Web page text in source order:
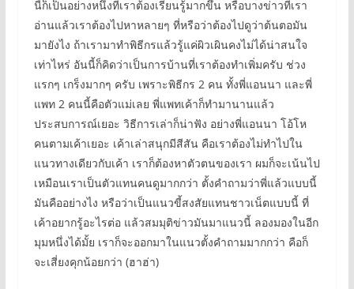
นี้ก็เป็นอย่างหนึ่งที่เราต้องเรียนรู้มากขึ้น หรือบางข่าวที่เรา
อ่านแล้วเราต้องไปหาหลายๆ ที่หรือว่าต้องไปดูว่าต้นตอมัน
มายังไง ถ้าเรามาทำพิธีกรแล้วรู้แค่ผิวเผินคงไม่ได้น่าสนใจ
เท่าไหร่ อันนี้ก็คิดว่าเป็นการบ้านที่เราต้องทำเพิ่มครับ ช่วง
แรกๆ เกร็งมากๆ ครับ เพราะพิธีกร 2 คน ทั้งพี่แอนนา และพี่
แพท 2 คนนี้คือตัวแม่เลย พี่แพทเค้าก็ทำมานานแล้ว
ประสบการณ์เยอะ วิธีการเล่าก็น่าฟัง อย่างพี่แอนนา โอ้โห
คนตามเค้าเยอะ เค้าเล่าสนุกมีสีสัน คือเราต้องไม่ทำไปใน
แนวทางเดียวกับเค้า เราก็ต้องหาตัวตนของเรา ผมก็จะเน้นไป
เหมือนเราเป็นตัวแทนคนดูมากกว่า ตั้งคำถามว่าพี่แล้วแบบนี้
มันคืออย่างไง หรือว่าเป็นแนวขี้สงสัยแทนชาวเน็ตแบบนี้ ที่
เค้าอยากรู้อะไรต่อ แล้วสมมุติข่าวมันมาแนวนี้ ลองมองในอีก
มุมหนึ่งได้มั้ย เราก็จะออกมาในแนวตั้งคำถามมากกว่า คือก็
จะเสี่ยงคุกน้อยกว่า (ฮาฮ่า)